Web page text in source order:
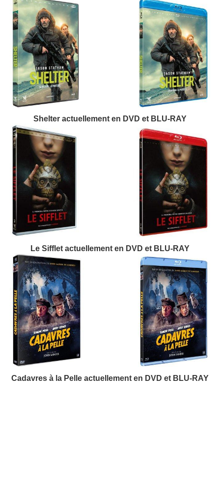
Shelter actuellement en DVD et BLU-RAY
Le Sifflet actuellement en DVD et BLU-RAY
Cadavres à la Pelle actuellement en DVD et BLU-RAY